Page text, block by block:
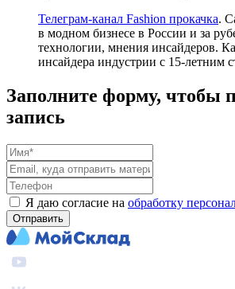
Телеграм-канал Fashion прокачка.
в модном бизнесе в России и за
технологии, мнения инсайдеров.
инсайдера индустрии с 15-летним
Заполните форму, чтобы
запись
Я даю согласие на обработку
Отправить